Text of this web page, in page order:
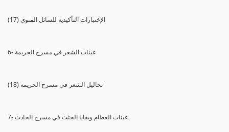
(17) الإختبارات التأكيدية للسائل المنوي
6- عينات الشعر في مسرح الجريمة
(18) تحاليل الشعر في مسرح الجريمة
7- عينات العظام وبقايا الجثث في مسرح الحادث